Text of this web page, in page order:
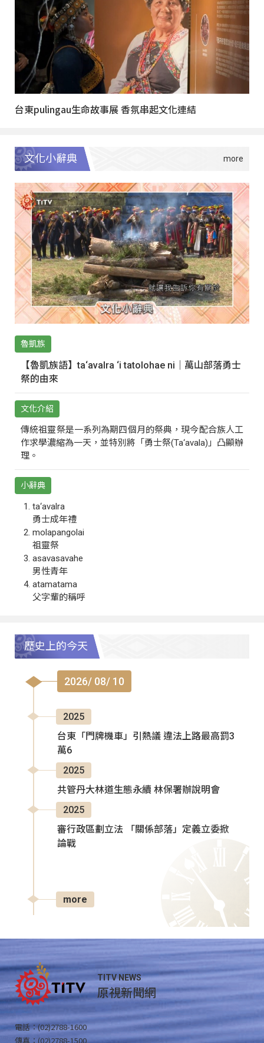
台東pulingau生命故事展 香氛串起文化連結
文化小辭典
魯凱族
【魯凱族語】ta‘avalra ‘i tatolohae ni｜萬山部落勇士
祭的由來
文化介紹
傳統祖靈祭是一系列為期四個月的祭典，現今配合族人工
作求學濃縮為一天，並特別將「勇士祭(Ta‘avala)」凸顯辦
理。
小辭典
ta‘avalra
勇士成年禮
molapangolai
祖靈祭
asavasavahe
男性青年
atamatama
父字輩的稱呼
歷史上的今天
2026/ 08/ 10
2025
台東「門牌機車」引熱議 違法上路最高罰3
萬6
2025
共管丹大林道生態永續 林保署辦說明會
2025
審行政區劃立法 「關係部落」定義立委掀
論戰
more
TITV NEWS
原視新聞網
電話：(02)2788-1600
傳真：(02)2788-1500